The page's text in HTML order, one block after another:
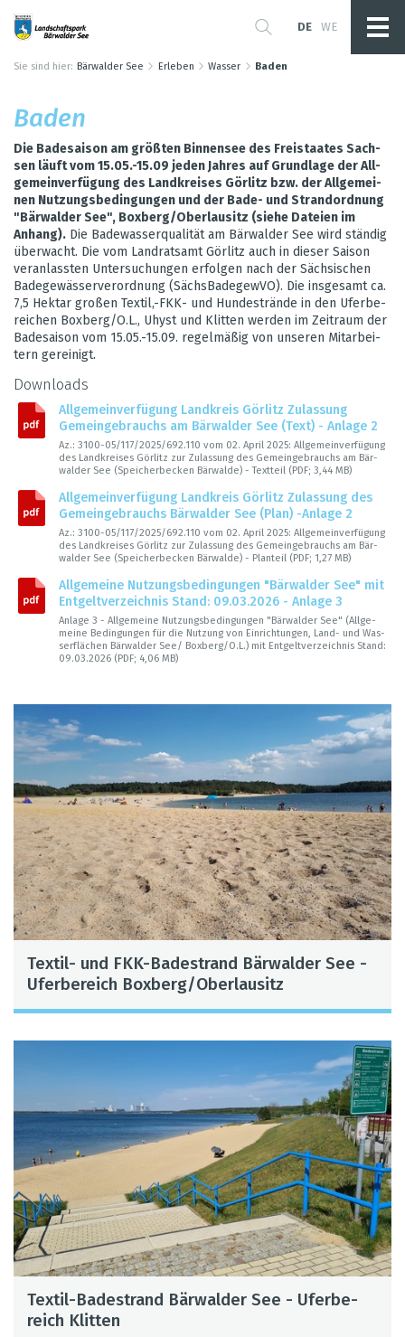
DE WE
Sie sind hier: Bärwalder See Erleben Wasser Baden
Baden
Die Bade­sai­son am grö­ß­ten Bin­nen­see des Frei­staa­tes Sach­
sen läuft vom 15.05.-15.09 jeden Jah­res auf Grund­lage der All­
ge­mein­ver­fü­gung des Land­krei­ses Gör­litz bzw. der All­ge­mei­
nen Nut­zungs­be­din­gun­gen und der Bade- und Strand­ord­nung
"Bär­wal­der See", Box­berg/Ober­lau­sitz (siehe Dateien im
Anhang). Die Bade­was­ser­qua­li­tät am Bär­wal­der See wird stän­dig
über­wacht. Die vom Land­rats­amt Gör­litz auch in die­ser Sai­son
ver­an­lass­ten Unter­su­chun­gen erfol­gen nach der Säch­si­schen
Bade­ge­wäs­ser­ver­ord­nung (Sächs­Ba­de­ge­wVO). Die ins­ge­samt ca.
7,5 Hektar gro­ßen Tex­til,-FKK- und Hun­de­strände in den Ufer­be­
rei­chen Box­berg/O.L., Uhyst und Klit­ten wer­den im Zeit­raum der
Bade­sai­son vom 15.05.-15.09. regel­mä­ßig von unse­ren Mit­ar­bei­
tern gerei­nigt.
Down­loads
All­ge­mein­ver­fü­gung Land­kreis Gör­litz Zulas­sung
Gemein­ge­brauchs am Bär­wal­der See (Text) - Anlage 2
Az.: 3100-05/117/2025/692.110 vom 02. April 2025: All­ge­mein­ver­fü­gung
des Land­krei­ses Gör­litz zur Zulas­sung des Gemein­ge­brauchs am Bär­
wal­der See (Spei­cher­be­cken Bär­walde) - Text­teil (PDF; 3,44 MB)
All­ge­mein­ver­fü­gung Land­kreis Gör­litz Zulas­sung des
Gemein­ge­brauchs Bär­wal­der See (Plan) -Anlage 2
Az.: 3100-05/117/2025/692.110 vom 02. April 2025: All­ge­mein­ver­fü­gung
des Land­krei­ses Gör­litz zur Zulas­sung des Gemein­ge­brauchs am Bär­
wal­der See (Spei­cher­be­cken Bär­walde) - Plan­teil (PDF; 1,27 MB)
All­ge­meine Nut­zungs­be­din­gun­gen "Bär­wal­der See" mit
Ent­gelt­ver­zeich­nis Stand: 09.03.2026 - Anlage 3
Anlage 3 - All­ge­meine Nut­zungs­be­din­gun­gen "Bär­wal­der See" (All­ge­
meine Bedin­gun­gen für die Nut­zung von Ein­rich­tun­gen, Land- und Was­
ser­flä­chen Bär­wal­der See/ Box­berg/O.L.) mit Ent­gelt­ver­zeich­nis Stand:
09.03.2026 (PDF; 4,06 MB)
Tex­til- und FKK-Bade­strand Bär­wal­der See -
Ufer­be­reich Box­berg/Ober­lau­sitz
Tex­til-Bade­strand Bär­wal­der See - Ufer­be­
reich Klit­ten